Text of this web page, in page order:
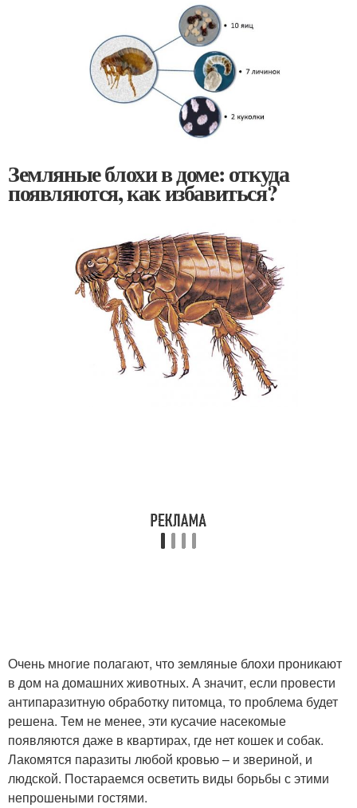
Земляные блохи в доме: откуда
появляются, как избавиться?
Очень многие полагают, что земляные блохи проникают
в дом на домашних животных. А значит, если провести
антипаразитную обработку питомца, то проблема будет
решена. Тем не менее, эти кусачие насекомые
появляются даже в квартирах, где нет кошек и собак.
Лакомятся паразиты любой кровью – и звериной, и
людской. Постараемся осветить виды борьбы с этими
непрошеными гостями.